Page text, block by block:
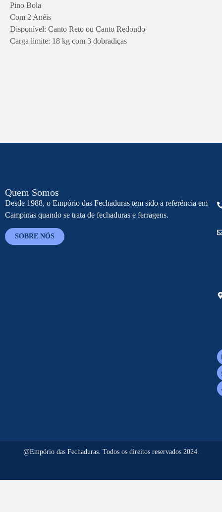
Pino Bola
Com 2 Anéis
Disponível: Canto Reto ou Canto Redondo
Carga limite: 18 kg com 3 dobradiças
Quem Somos
Desde 1988, o Empório das Fechaduras tem sido a referência em
Campinas quando se trata de fechaduras e ferragens.
SOBRE NÓS
@Empório das Fechaduras. Todos os direitos reservados 2024.